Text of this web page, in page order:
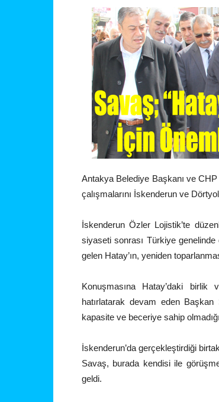
Antakya Belediye Başkanı ve
çalışmalarını İskenderun ve
İskenderun Özler Lojistik’te
siyaseti sonrası Türkiye
gelen Hatay’ın, yeniden
Konuşmasına Hatay’daki birlik
hatırlatarak devam eden
kapasite ve beceriye sahip
İskenderun’da gerçekleştirdiği
Savaş, burada kendisi ile
geldi.